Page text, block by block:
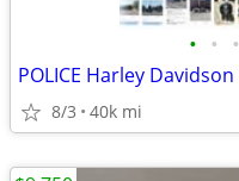
• • •
POLICE Harley Davidson
8/3 40k mi